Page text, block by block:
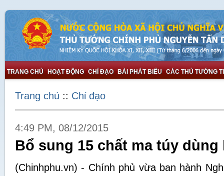
TRANG CHỦ HOẠT ĐỘNG CHỈ ĐẠO BÀI PHÁT BIỂU CÁC THỦ TƯỚNG
Trang chủ :: Chỉ đạo
4:49 PM, 08/12/2015
Bổ sung 15 chất ma túy
(Chinhphu.vn) - Chính phủ vừa ban hành